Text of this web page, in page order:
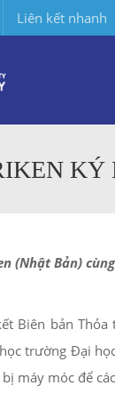
Liên kết nhanh
KÝ
(Nhật Bản)
Biên bản
trường Đại
máy móc để